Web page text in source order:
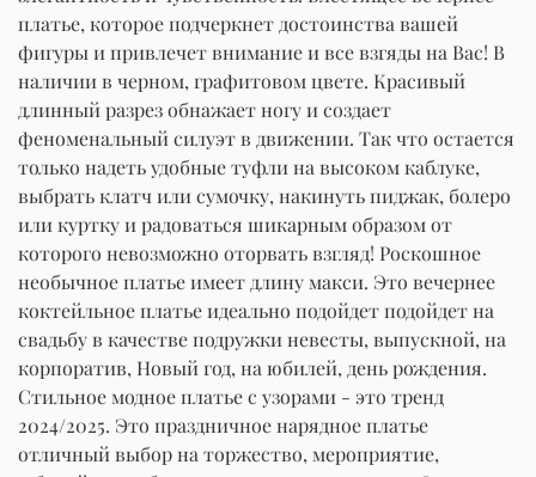
платье, которое подчеркнет достоинства вашей
фигуры и привлечет внимание и все взгяды на Вас! В
наличии в черном, графитовом цвете. Красивый
длинный разрез обнажает ногу и создает
феноменальный силуэт в движении. Так что остается
только надеть удобные туфли на высоком каблуке,
выбрать клатч или сумочку, накинуть пиджак, болеро
или куртку и радоваться шикарным образом от
которого невозможно оторвать взгляд! Роскошное
необычное платье имеет длину макси. Это вечернее
коктейльное платье идеально подойдет подойдет на
свадьбу в качестве подружки невесты, выпускной, на
корпоратив, Новый год, на юбилей, день рождения.
Стильное модное платье с узорами - это тренд
2024/2025. Это праздничное нарядное платье
отличный выбор на торжество, мероприятие,